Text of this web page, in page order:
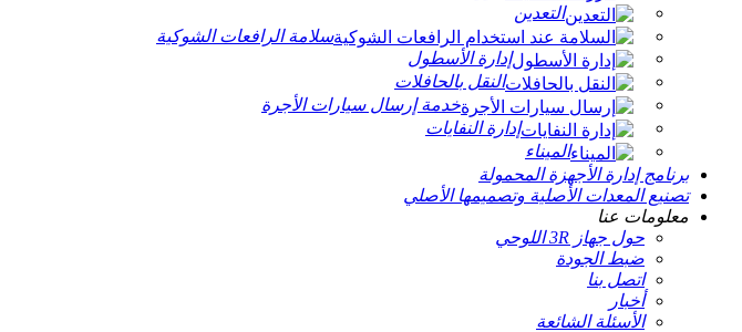
التعدين
سلامة الرافعات الشوكية
إدارة الأسطول
النقل بالحافلات
خدمة إرسال سيارات الأجرة
إدارة النفايات
الميناء
برنامج إدارة الأجهزة المحمولة
تصنيع المعدات الأصلية وتصميمها الأصلي
معلومات عنا
حول جهاز 3R اللوحي
ضبط الجودة
اتصل بنا
أخبار
الأسئلة الشائعة